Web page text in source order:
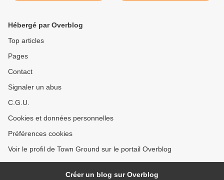
Hébergé par Overblog
Top articles
Pages
Contact
Signaler un abus
C.G.U.
Cookies et données personnelles
Préférences cookies
Voir le profil de Town Ground sur le portail Overblog
Créer un blog sur Overblog